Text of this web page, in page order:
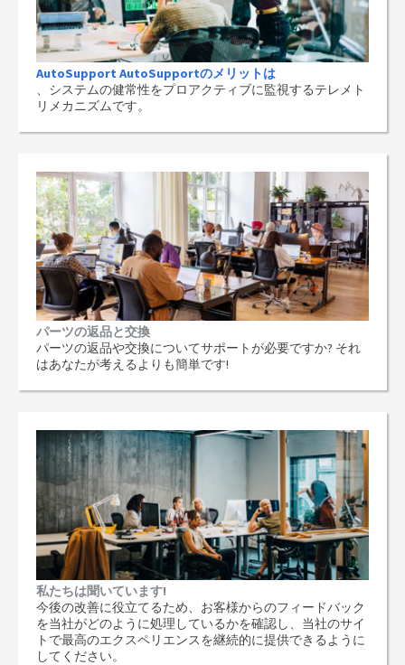
AutoSupport AutoSupportのメリットは
、システムの健常性をプロアクティブに監視するテレメト
リメカニズムです。
パーツの返品と交換
パーツの返品や交換についてサポートが必要ですか? それ
はあなたが考えるよりも簡単です!
私たちは聞いています!
今後の改善に役立てるため、お客様からのフィードバック
を当社がどのように処理しているかを確認し、当社のサイ
トで最高のエクスペリエンスを継続的に提供できるように
してください。